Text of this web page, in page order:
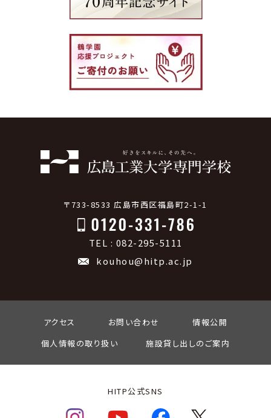
〒733-8533 広島市西区福島町2-1-1
TEL : 082-295-5111
kouhou@hitp.ac.jp
アクセス お問い合わせ
情報公開
個人情報の取り扱い
施設貸し出しのご案内
HITP公式SNS